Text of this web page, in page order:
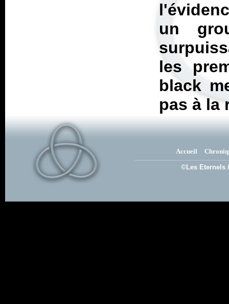
un
les
black
pas à la
Accueil
©Les Eternels